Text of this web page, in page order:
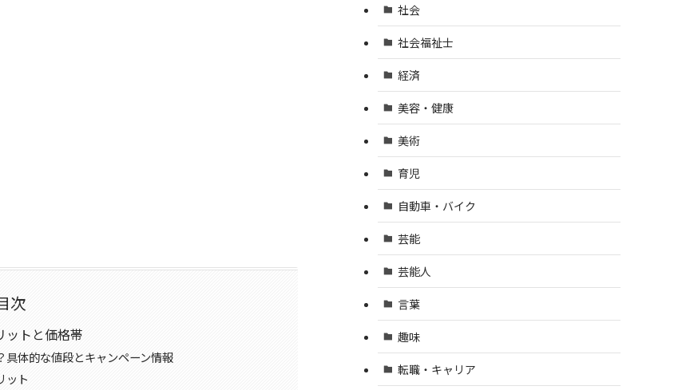
次
ットと価格帯
具体的な値段とキャンペーン情報
ット
社会
社会福祉士
経済
美容・健康
美術
育児
自動車・バイク
芸能
芸能人
言葉
趣味
転職・キャリア